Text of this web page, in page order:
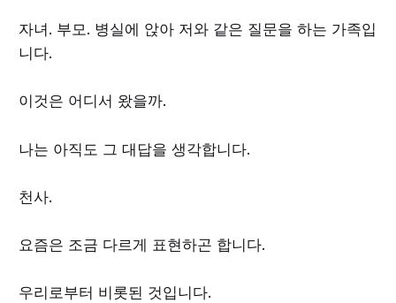
자녀. 부모. 병실에 앉아 저와 같은 질문을 하는 가족입
니다.
이것은 어디서 왔을까.
나는 아직도 그 대답을 생각합니다.
천사.
요즘은 조금 다르게 표현하곤 합니다.
우리로부터 비롯된 것입니다.